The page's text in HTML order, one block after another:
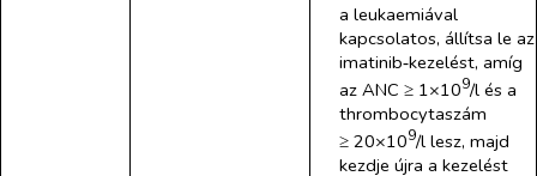
a leukaemiával
kapcsolatos, állítsa le az
imatinib‑kezelést, amíg
az ANC ≥ 1×109/l és a
thrombocytaszám
≥ 20×109/l lesz, majd
kezdje újra a kezelést